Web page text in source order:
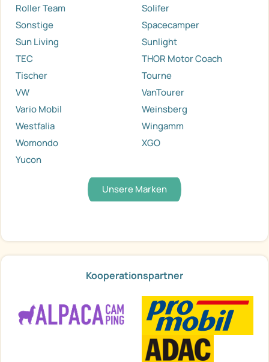
Roller Team
Solifer
Sonstige
Spacecamper
Sun Living
Sunlight
TEC
THOR Motor Coach
Tischer
Tourne
VW
VanTourer
Vario Mobil
Weinsberg
Westfalia
Wingamm
Womondo
XGO
Yucon
Unsere Marken
Kooperationspartner